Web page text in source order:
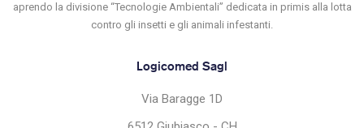
aprendo la divisione “Tecnologie Ambientali” dedicata in primis alla lotta
contro gli insetti e gli animali infestanti.
Logicomed Sagl
Via Baragge 1D